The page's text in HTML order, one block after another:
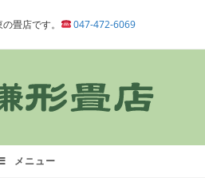
畳店です。 047-472-6069
メニュー